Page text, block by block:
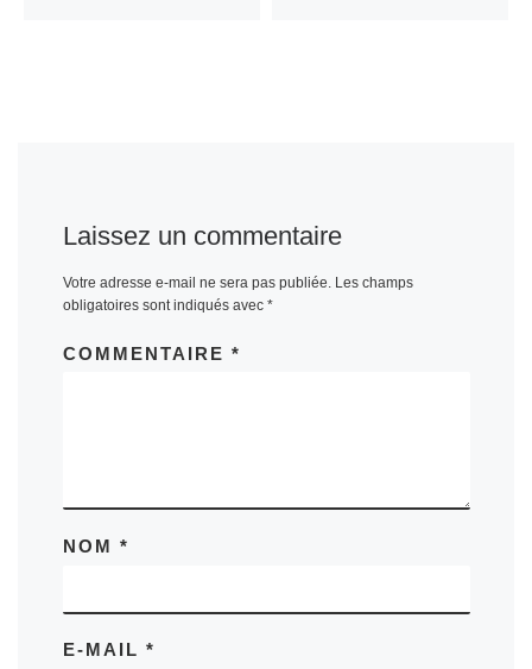
Laissez un commentaire
Votre adresse e-mail ne sera pas publiée. Les champs
obligatoires sont indiqués avec *
COMMENTAIRE *
NOM *
E-MAIL *